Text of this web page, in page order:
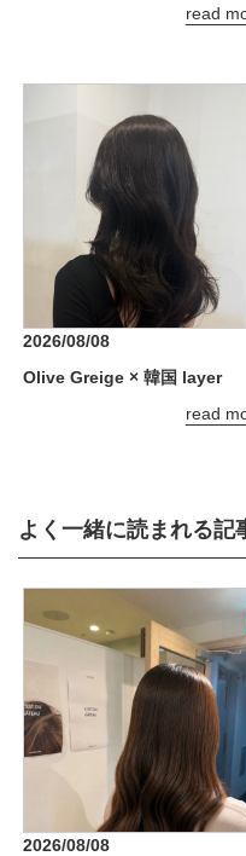
read
2026/08/08
Olive Greige × 韓国 layer
read
よく一緒に読まれる記
2026/08/08